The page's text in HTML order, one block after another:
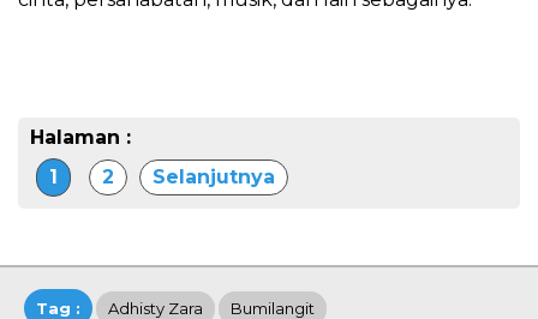
Halaman :
1
2 Selanjutnya
Tag : Adhisty Zara Bumilangit